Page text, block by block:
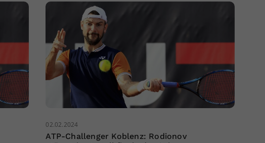
02.02.2024
ATP-Challenger Koblenz: Rodionov